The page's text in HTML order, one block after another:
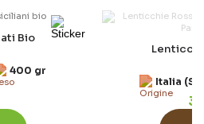
Bio
400 gr
Italia